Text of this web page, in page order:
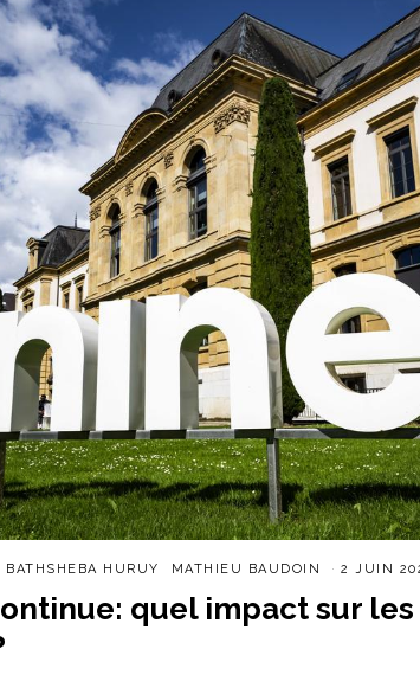
BATHSHEBA HURUY MATHIEU BAUDOIN 2 JUIN
quel impact sur